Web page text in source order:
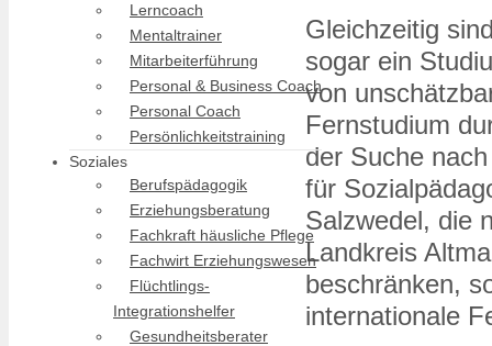
Gleichzeitig
sogar ein
von
Fernstudium
der Suche
für
Salzwedel, die
Landkreis
beschränken,
internationale
Lerncoach
Mentaltrainer
Mitarbeiterführung
Personal & Business Coach
Personal Coach
Persönlichkeitstraining
Soziales
Berufspädagogik
Erziehungsberatung
Fachkraft häusliche Pflege
Fachwirt Erziehungswesen
Flüchtlings-
Integrationshelfer
Gesundheitsberater